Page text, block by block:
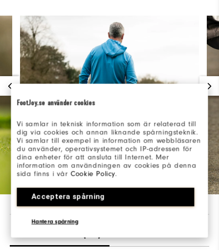
FootJoy.se använder cookies
Vi samlar in teknisk information som är relaterad till
dig via cookies och annan liknande spårningsteknik.
Vi samlar till exempel in information om webbläsaren
du använder, operativsystemet och IP-adressen för
dina enheter för att ansluta till Internet. Mer
information om användningen av cookies på denna
sida finns i vårCookie Policy.
Acceptera spårning
Hantera spårning